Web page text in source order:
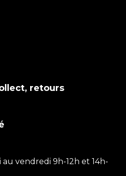
retours
vendredi 9h-12h et 14h-